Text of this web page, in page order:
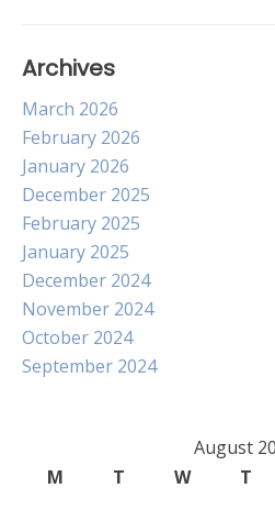
Archives
March 2026
February 2026
January 2026
December 2025
February 2025
January 2025
December 2024
November 2024
October 2024
September 2024
August
M
T W T